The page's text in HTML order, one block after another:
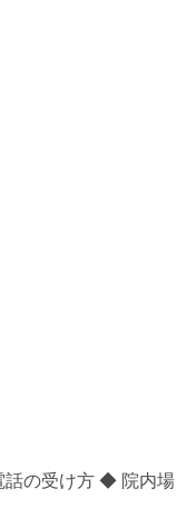
話の受け方 ◆ 院内場